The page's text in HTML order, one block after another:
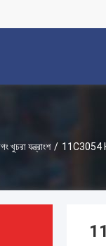
খুচরা যন্ত্রাংশ / 11C3054